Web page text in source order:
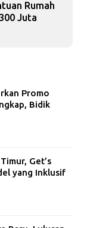
Rumah
Juta
Promo
Bidik
Get’s
yang Inklusif